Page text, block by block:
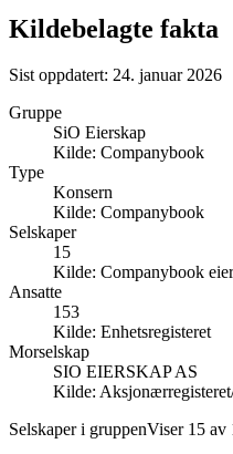
Kildebelagte fakta
Sist oppdatert: 24. januar 2026
Gruppe
SiO Eierskap
Kilde: Companybook
Type
Konsern
Kilde: Companybook
Selskaper
15
Kilde: Companybook
Ansatte
153
Kilde: Enhetsregisteret
Morselskap
SIO EIERSKAP AS
Kilde:
Selskaper i gruppenViser 15 av